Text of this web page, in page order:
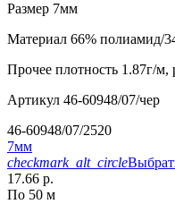
Размер 7мм
Материал 66% полиамид/
Прочее плотность 1.87г/м,
Артикул 46-60948/07/чер
46-60948/07/2520
7мм
checkmark_alt_circle
17.66 р.
По 50 м